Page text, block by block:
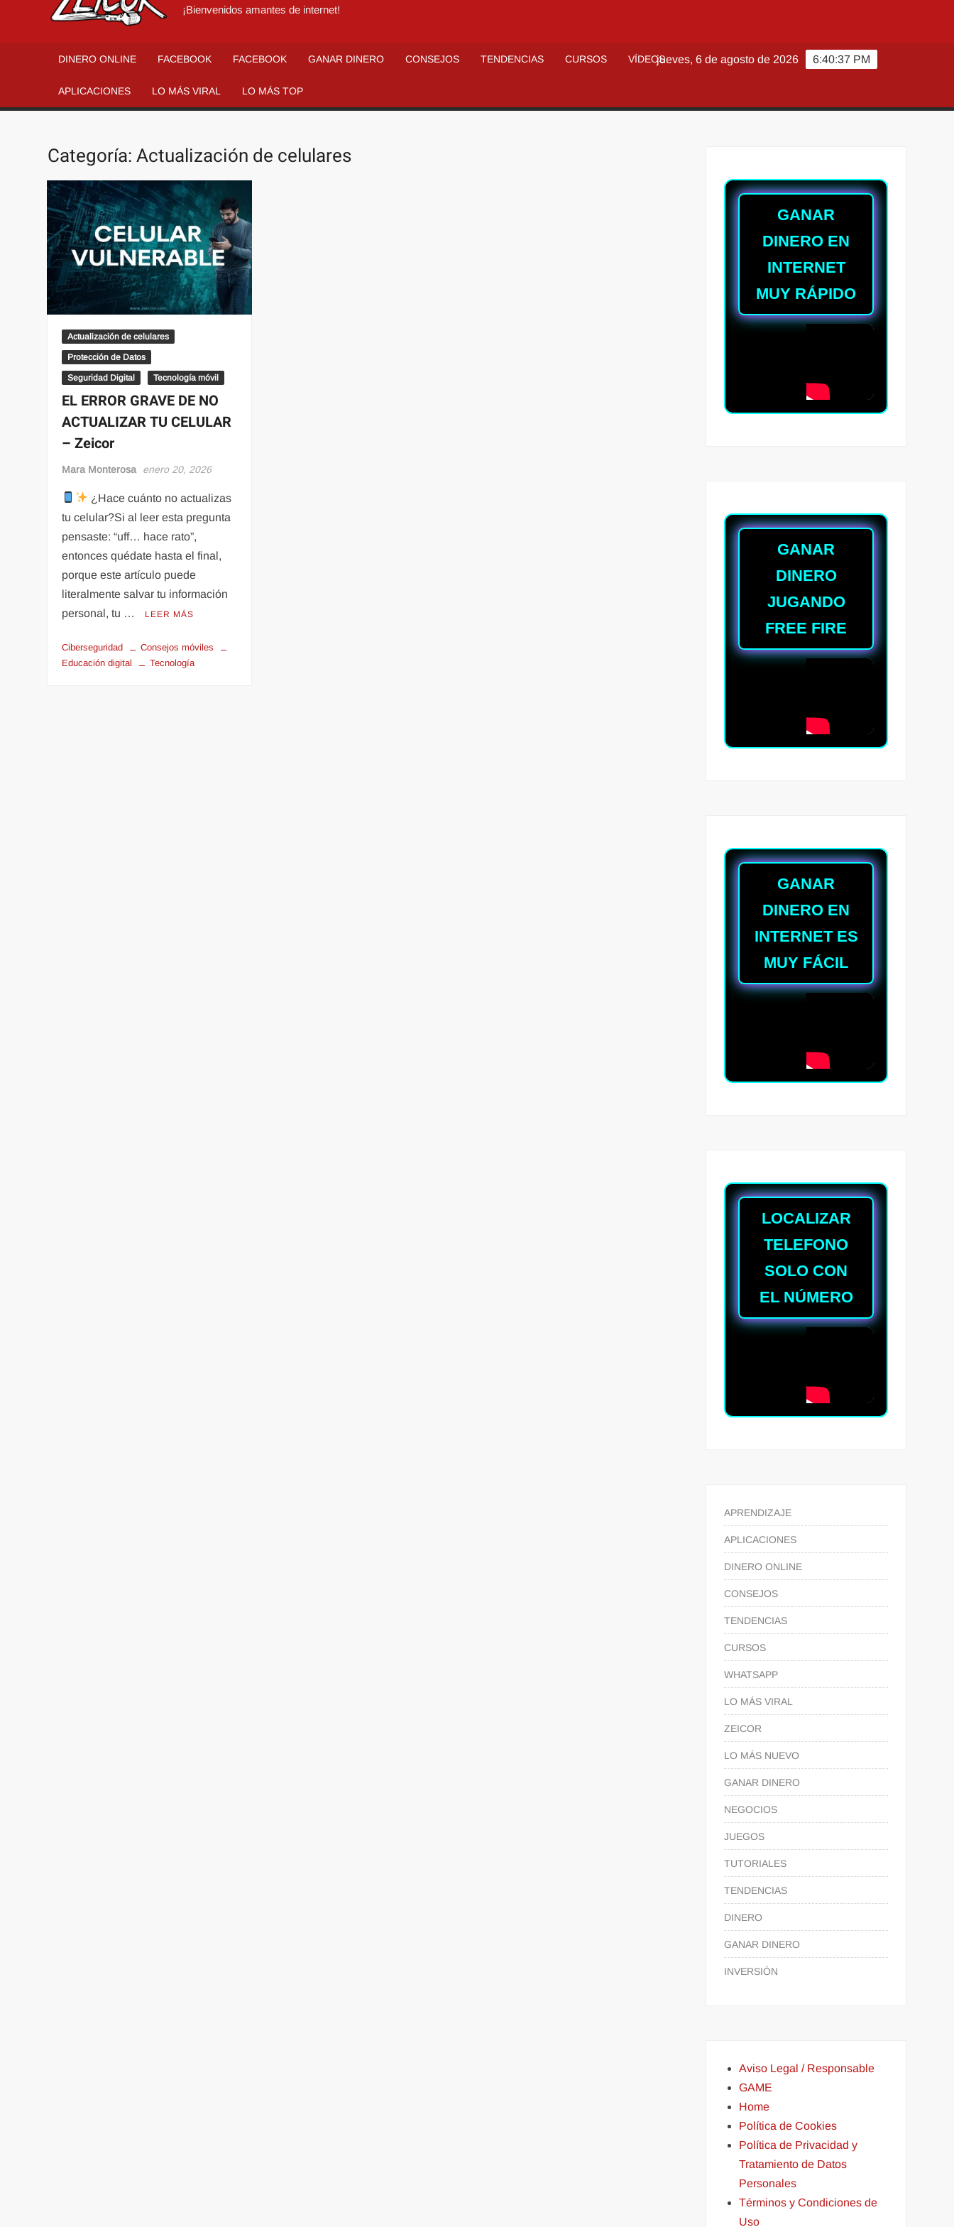
¡Bienvenidos amantes de internet!
DINERO ONLINE FACEBOOK FACEBOOK GANAR DINERO CONSEJOS TENDENCIAS CURSOS VÍDEOS
APLICACIONES LO MÁS VIRAL LO MÁS TOP
6:40:39 PM
jueves, 6 de agosto de 2026
Categoría:Actualización de celulares
Actualización de celulares
Protección de Datos
Seguridad Digital Tecnología móvil
EL ERROR GRAVE DE NO
ACTUALIZAR TU CELULAR
– Zeicor
Mara Monterosa enero 20, 2026
¿Hace cuánto no actualizas
tu celular?Si al leer esta pregunta
pensaste: “uff… hace rato”,
entonces quédate hasta el final,
porque este artículo puede
literalmente salvar tu información
personal, tu …
LEER MÁS
Ciberseguridad
Consejos móviles
Educación digital
Tecnología
GANAR
DINERO EN
INTERNET
MUY RÁPIDO
GANAR
DINERO
JUGANDO
FREE FIRE
GANAR
DINERO EN
INTERNET ES
MUY FÁCIL
LOCALIZAR
TELEFONO
SOLO CON
EL NÚMERO
APRENDIZAJE
APLICACIONES
DINERO ONLINE
CONSEJOS
TENDENCIAS
CURSOS
WHATSAPP
LO MÁS VIRAL
ZEICOR
LO MÁS NUEVO
GANAR DINERO
NEGOCIOS
JUEGOS
TUTORIALES
TENDENCIAS
DINERO
GANAR DINERO
INVERSIÓN
Aviso Legal / Responsable
GAME
Home
Política de Cookies
Política de Privacidad y
Tratamiento de Datos
Personales
Términos y Condiciones de
Uso